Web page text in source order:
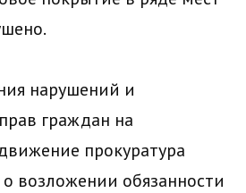
нарушений и
граждан на
прокуратура
возложении обязанности